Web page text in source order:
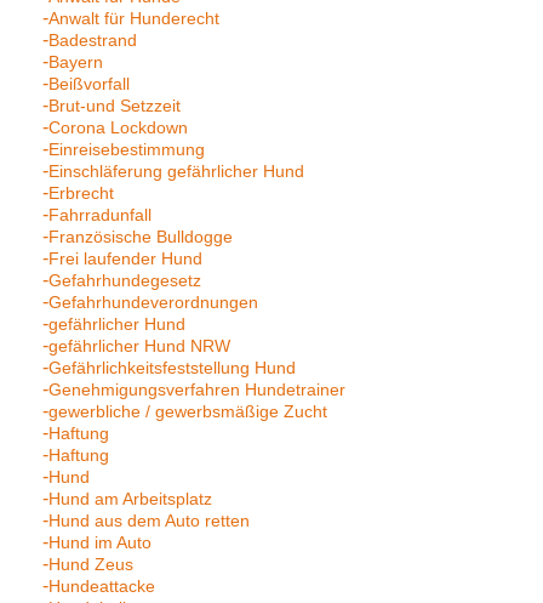
Anwalt für Hunderecht
Badestrand
Bayern
Beißvorfall
Brut-und Setzzeit
Corona Lockdown
Einreisebestimmung
Einschläferung gefährlicher Hund
Erbrecht
Fahrradunfall
Französische Bulldogge
Frei laufender Hund
Gefahrhundegesetz
Gefahrhundeverordnungen
gefährlicher Hund
gefährlicher Hund NRW
Gefährlichkeitsfeststellung Hund
Genehmigungsverfahren Hundetrainer
gewerbliche / gewerbsmäßige Zucht
Haftung
Haftung
Hund
Hund am Arbeitsplatz
Hund aus dem Auto retten
Hund im Auto
Hund Zeus
Hundeattacke